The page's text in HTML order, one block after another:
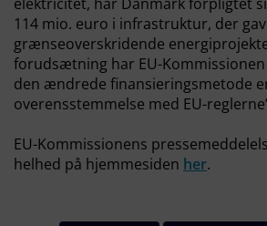
114 mio. euro i infrastruktur, der
grænseoverskridende
forudsætning har EU-
den ændrede finansieringsmetode
overensstemmelse med EU-
EU-Kommissionens
helhed på hjemmesiden her.